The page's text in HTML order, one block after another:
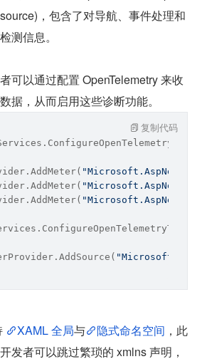
，包含了对导航、事件处理和
测信息。
可以通过配置 OpenTelemetry 来收
据，从而启用这些诊断功能。
复制代码
XAML 全局与 隐式命名空间 ，此
发者可以跳过繁琐的 xmlns 声明，